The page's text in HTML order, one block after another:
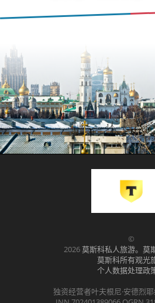
©
2026莫斯科私人旅游。莫
莫斯科所有观光
个人数据处理政
独资经营者叶夫根尼·安德烈